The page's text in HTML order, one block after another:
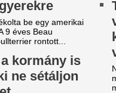
Véget ért az
Megszületett a
magyar